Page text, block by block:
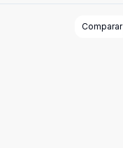
Comparar